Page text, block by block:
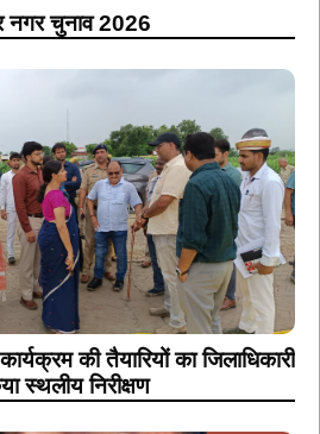
नगर चुनाव 2026
की तैयारियों का जिलाधिकारी
स्थलीय निरीक्षण